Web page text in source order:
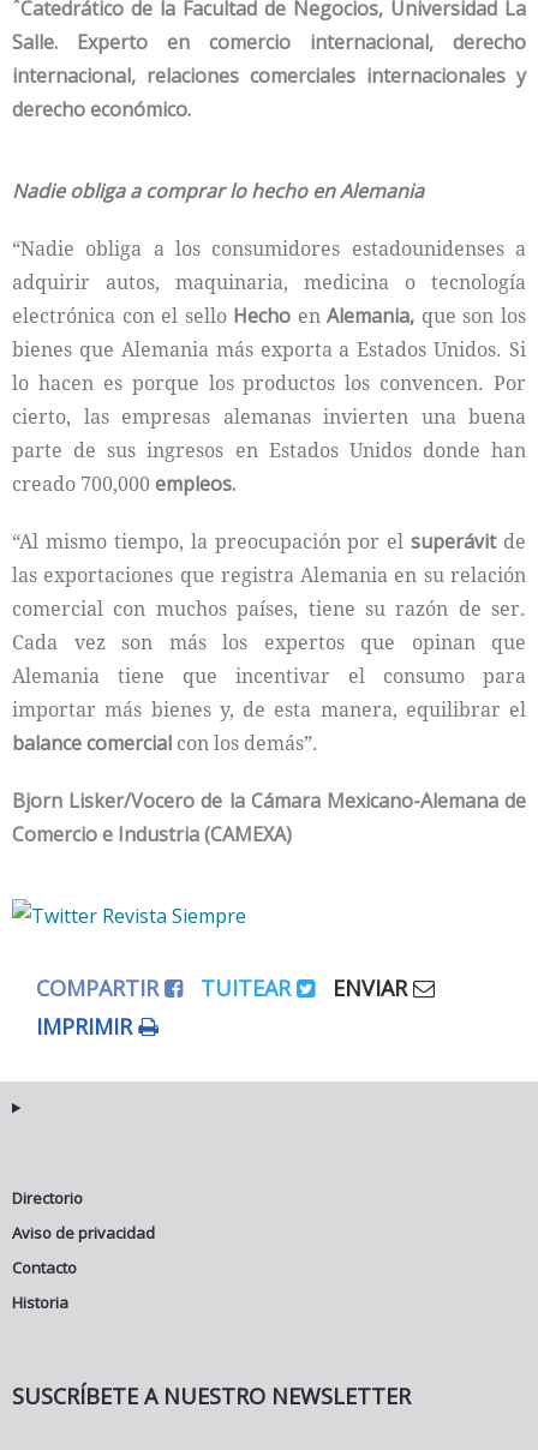
Catedrático de la Facultad de Negocios, Universidad La
Salle. Experto en comercio internacional, derecho
internacional, relaciones comerciales internacionales y
derecho económico.
Nadie obliga a comprar lo hecho en Alemania
“Nadie obliga a los consumidores estadounidenses a
adquirir autos, maquinaria, medicina o tecnología
electrónica con el sello Hecho enAlemania, que son los
bienes que Alemania más exporta a Estados Unidos. Si
lo hacen es porque los productos los convencen. Por
cierto, las empresas alemanas invierten una buena
parte de sus ingresos en Estados Unidos donde han
creado 700,000empleos.
“Al mismo tiempo, la preocupación por elsuperávitde
las exportaciones que registra Alemania en su relación
comercial con muchos países, tiene su razón de ser.
Cada vez son más los expertos que opinan que
Alemania tiene que incentivar el consumo para
importar más bienes y, de esta manera, equilibrar el
balance comercial con los demás”.
Bjorn Lisker/Vocero de la Cámara Mexicano-Alemana de
Comercio e Industria (CAMEXA)
COMPARTIR TUITEAR
ENVIAR
IMPRIMIR
Directorio
Aviso de privacidad
Contacto
Historia
SUSCRÍBETE A NUESTRO NEWSLETTER